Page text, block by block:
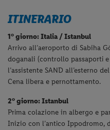
ITINERARIO
1° giorno: Italia / Istanbul
Arrivo all’aeroporto di Sabiha
doganali (controllo passaporti
l’assistente SAND all’esterno
Cena libera e pernottamento.
2° giorno: Istanbul
Prima colazione in albergo e
Inizio con l’antico Ippodromo,